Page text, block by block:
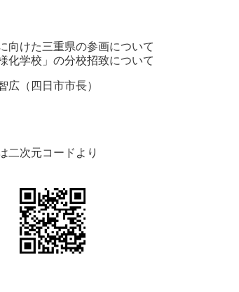
けた三重県の参画について
学校」の分校招致について
（四日市市長）
次元コードより